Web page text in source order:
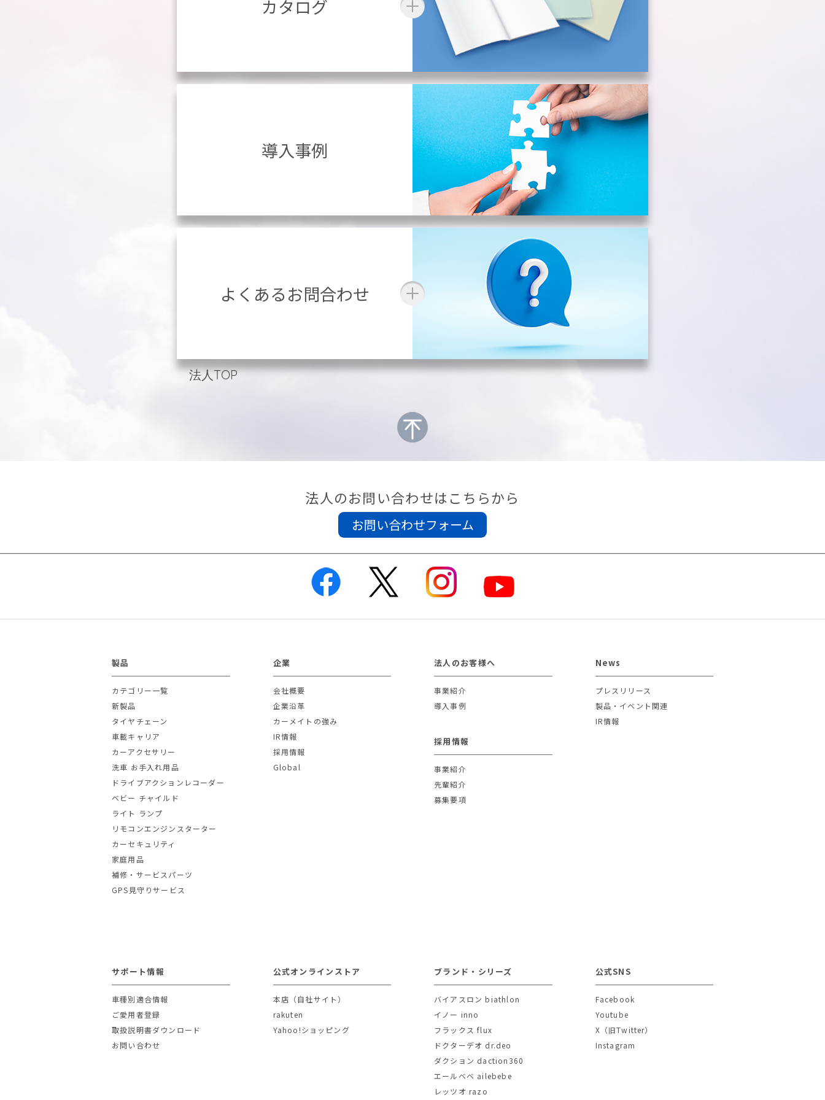
カタログ
導入事例
よくあるお問合わせ
法人TOP
法人のお問い合わせはこちらから
お問い合わせフォーム
製品
カテゴリー一覧
新製品
タイヤチェーン
車載キャリア
カーアクセサリー
洗車 お手入れ用品
ドライブアクションレコーダー
ベビー チャイルド
ライト ランプ
リモコンエンジンスターター
カーセキュリティ
家庭用品
補修・サービスパーツ
GPS見守りサービス
企業
会社概要
企業沿革
カーメイトの強み
IR情報
採用情報
Global
法人のお客様へ
事業紹介
導入事例
News
プレスリリース
製品・イベント関連
IR情報
採用情報
事業紹介
先輩紹介
募集要項
サポート情報
車種別適合情報
ご愛用者登録
取扱説明書ダウンロード
お問い合わせ
公式オンラインストア
本店（自社サイト）
rakuten
Yahoo!ショッピング
ブランド・シリーズ
バイアスロン biathlon
イノー inno
フラックス flux
ドクターデオ dr.deo
ダクション daction360
エールベベ ailebebe
レッツオ razo
公式SNS
Facebook
Youtube
X（旧Twitter）
Instagram